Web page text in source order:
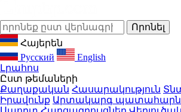
Հայերեն
Русский
English
Լրահոս
Ըստ թեմաների
Քաղաքական Հասարակություն
Իրավունք Արտակարգ